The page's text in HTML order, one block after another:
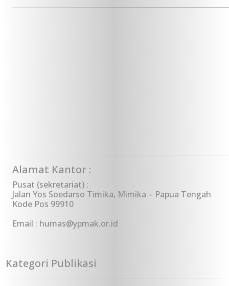
Alamat Kantor :
Pusat (sekretariat) :
Jalan Yos Soedarso Timika, Mimika – Papua Tengah
Kode Pos 99910
Email : humas@ypmak.or.id
Kategori Publikasi